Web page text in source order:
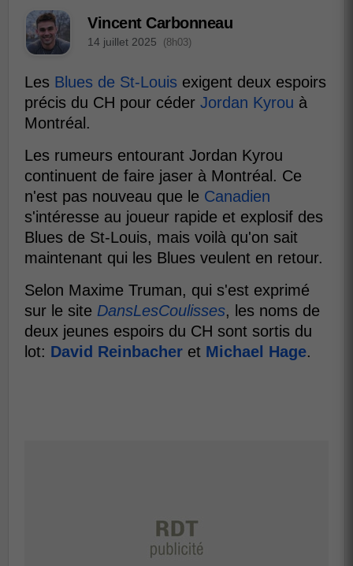
Vincent Carbonneau
14 juillet 2025 (8h03)
Les Blues de St-Louis exigent deux espoirs
précis du CH pour céder Jordan Kyrou à
Montréal.
Les rumeurs entourant Jordan Kyrou
continuent de faire jaser à Montréal. Ce
n'est pas nouveau que le Canadien
s'intéresse au joueur rapide et explosif des
Blues de St-Louis, mais voilà qu'on sait
maintenant qui les Blues veulent en retour.
Selon Maxime Truman, qui s'est exprimé
sur le site DansLesCoulisses, les noms de
deux jeunes espoirs du CH sont sortis du
lot: David Reinbacher et Michael Hage.